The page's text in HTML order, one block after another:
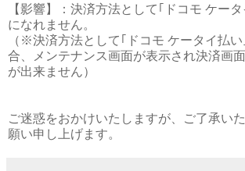
【影響】：決済方法として｢ドコモ ケー
になれません。
（※決済方法として｢ドコモ ケータイ払
合、メンテナンス画面が表示され決済画
が出来ません）
ご迷惑をおかけいたしますが、ご了承い
願い申し上げます。